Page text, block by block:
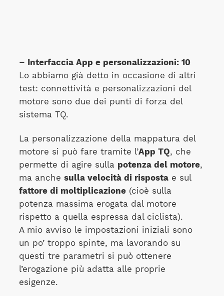
– Interfaccia App e personalizzazioni: 10
Lo abbiamo già detto in occasione di altri
test: connettività e personalizzazioni del
motore sono due dei punti di forza del
sistema TQ.
La personalizzazione della mappatura del
motore si può fare tramite l’App TQ, che
permette di agire sulla potenza del motore,
ma anche sulla velocità di rispostae sul
fattore di moltiplicazione(cioè sulla
potenza massima erogata dal motore
rispetto a quella espressa dal ciclista).
A mio avviso le impostazioni iniziali sono
un po’ troppo spinte, ma lavorando su
questi tre parametri si può ottenere
l’erogazione più adatta alle proprie
esigenze.